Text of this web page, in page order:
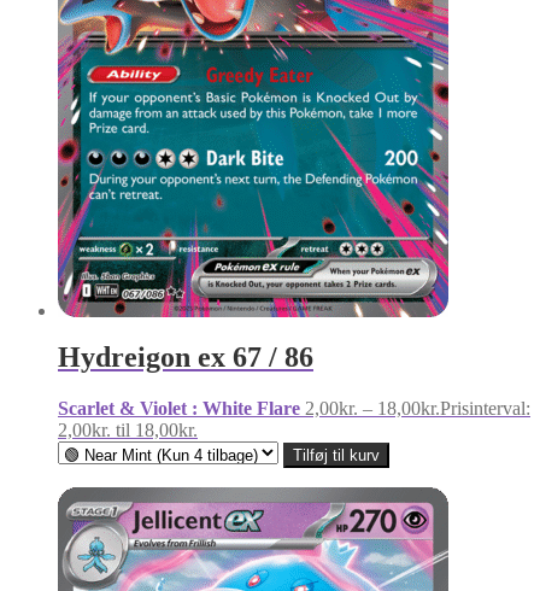
Hydreigon ex 67 / 86
Scarlet & Violet : White Flare 2,00kr. – 18,00kr.Prisinterval:
2,00kr. til 18,00kr.
Tilføj til kurv